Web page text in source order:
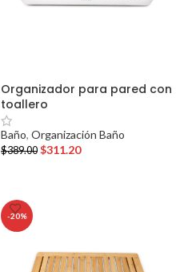
Organizador para pared con
toallero
Baño, Organización Baño
$389.00 $311.20
-20%